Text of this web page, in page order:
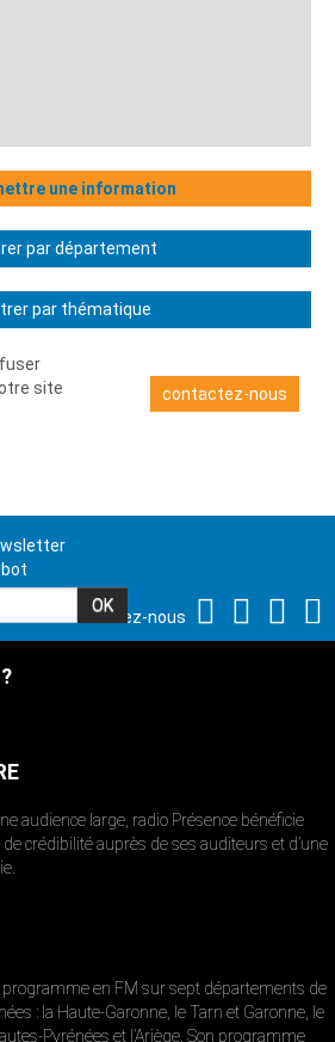
une information
par département
par thématique
site
contactez-nous
Suivez-nous
audience large, radio Présence bénéficie
crédibilité auprès de ses auditeurs et d’une
programme en FM sur sept départements de
: la Haute-Garonne, le Tarn et Garonne, le
Pyrénées et l’Ariège. Son programme